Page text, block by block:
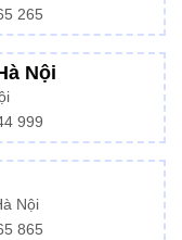
265
Nội
999
Nội
865